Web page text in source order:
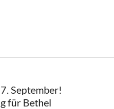
September!
für Bethel